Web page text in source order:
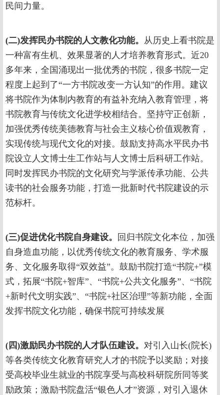
民间力量。
(二)发挥民办书院的人文教化功能。 从历史上看书院是
一种富有生机、效果显著的人才培养教育形式。近20
多年来，全国涌现出一批优秀的书院，很多书院一定
程度上起到了“一方书院改变一方认知”的作用。建议
将书院作为体制内教育的有益补充纳入教育管理，将
书院教育与传统文化进学校相结合。坚持守正创新，
加强优秀传统美德教育与社会主义核心价值观教育，
实现传统与现代文化的对接。鼓励支持高水平民办书
院设立人文博士生工作站与人文博士后科研工作站。
同时发挥民办书院的文化研究与学派传承功能、公共
读书的社会服务功能，打造一批新时代书院建设的示
范标杆。
(三)促进优化书院自身建设。
回归书院文化本位，加强
自身造血功能，以优秀传统文化的教育服务、学术服
务、文化服务取得“双效益”。鼓励书院打造“书院+”模
式，拓展“书院+智库”、“书院+公共文化服务”、“书院
+新时代文明实践”、“书院+社区治理”等新功能，全面
发挥书院文化功能，确保书院可持续发展
(四)激励民办书院的人才队伍建设。 对引入山长(院长)
等各类传统文化教育研究人才的书院予以奖励；对接
受高校毕业生就业的书院享受与高校科研院所同等奖
励政策；激励书院盘活“银色人才”资源，对引入退休